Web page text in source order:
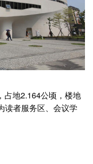
占地2.164公顷，楼地
读者服务区、会议学